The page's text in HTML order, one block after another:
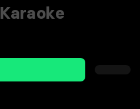
Karaoke